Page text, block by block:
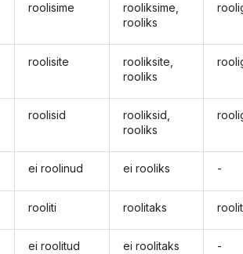
roolisime
roolisite
roolisid
ei roolinud
rooliti
ei roolitud
rooliksime,
rooliks
rooliksite,
rooliks
rooliksid,
rooliks
ei rooliks
roolitaks
ei roolitaks
-
-